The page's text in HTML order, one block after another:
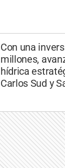
Con una
millones,
hídrica
Carlos Sud y